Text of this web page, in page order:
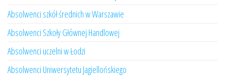
Absolwenci szkół średnich w Warszawie
Absolwenci Szkoły Głównej Handlowej
Absolwenci uczelni w Łodzi
Absolwenci Uniwersytetu Jagiellońskiego